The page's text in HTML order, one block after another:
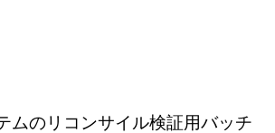
ムのリコンサイル検証用バッチ